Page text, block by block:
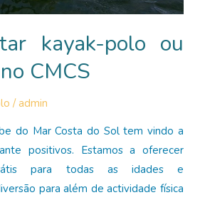
kayak-polo ou
CMCS
/admin
do Mar Costa do Sol tem vindo a
positivos. Estamos a oferecer
para todas as idades e
para além de actividade física